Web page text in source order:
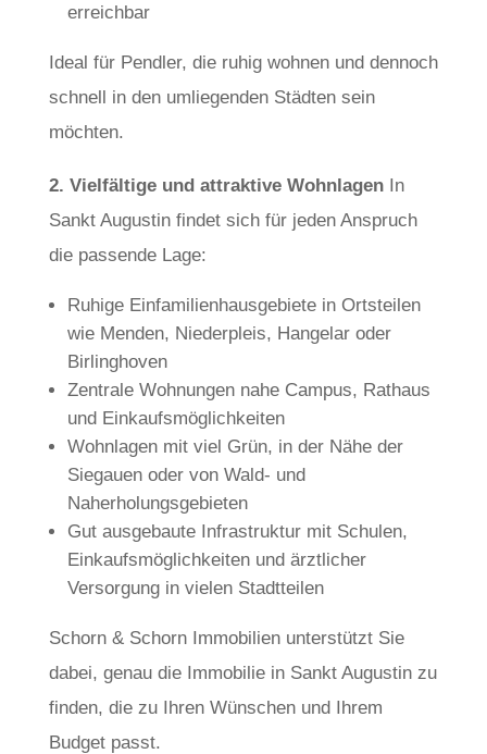
erreichbar
Ideal für Pendler, die ruhig wohnen und dennoch
schnell in den umliegenden Städten sein
möchten.
2. Vielfältige und attraktive WohnlagenIn
Sankt Augustin findet sich für jeden Anspruch
die passende Lage:
Ruhige Einfamilienhausgebiete in Ortsteilen
wie Menden, Niederpleis, Hangelar oder
Birlinghoven
Zentrale Wohnungen nahe Campus, Rathaus
und Einkaufsmöglichkeiten
Wohnlagen mit viel Grün, in der Nähe der
Siegauen oder von Wald- und
Naherholungsgebieten
Gut ausgebaute Infrastruktur mit Schulen,
Einkaufsmöglichkeiten und ärztlicher
Versorgung in vielen Stadtteilen
Schorn & Schorn Immobilien unterstützt Sie
dabei, genau die Immobilie in Sankt Augustin zu
finden, die zu Ihren Wünschen und Ihrem
Budget passt.